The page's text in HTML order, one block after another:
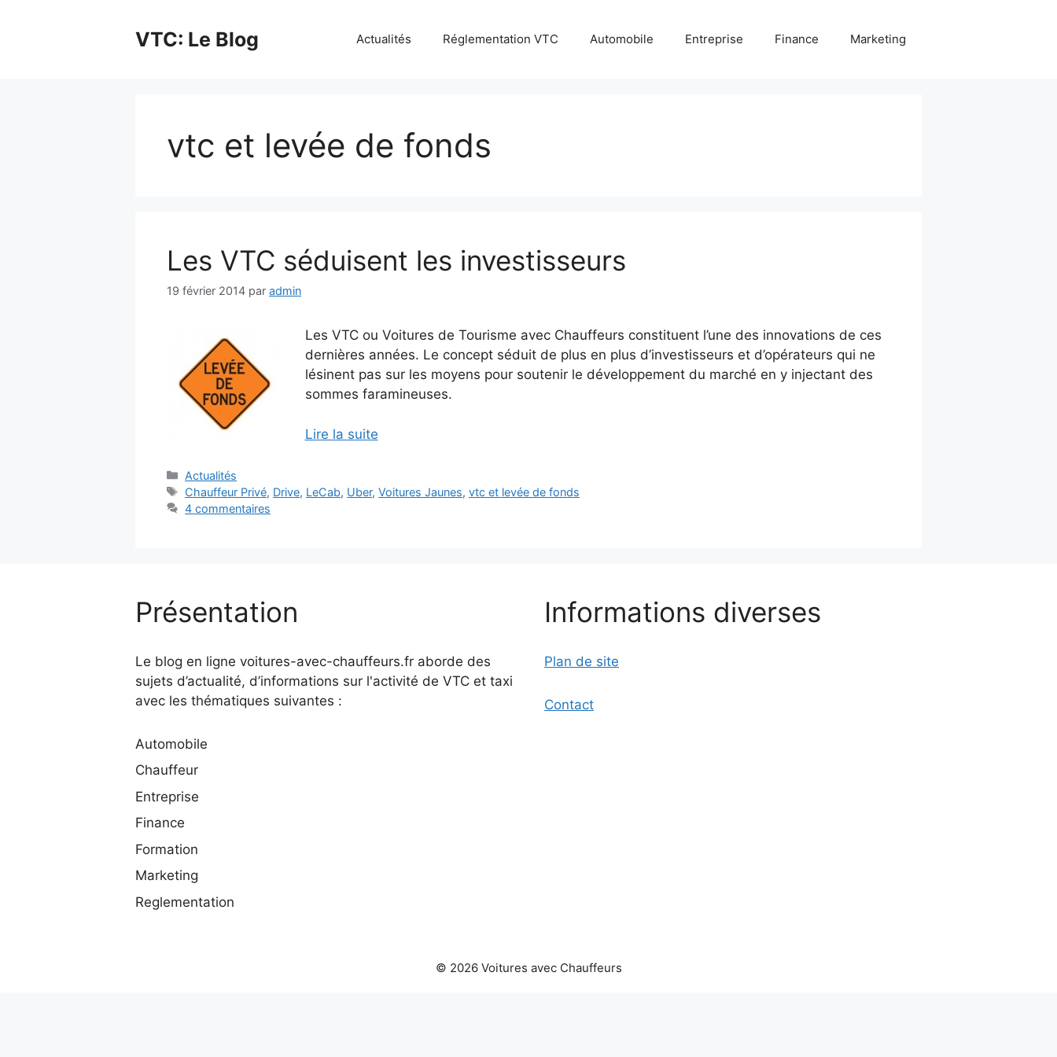
VTC: Le Blog Actualités Réglementation VTC Automobile Entreprise Finance Marketing
vtc et levée de fonds
Les VTC séduisent les investisseurs
19 février 2014 par admin
Les VTC ou Voitures de Tourisme avec Chauffeurs constituent l’une des innovations de ces
dernières années. Le concept séduit de plus en plus d’investisseurs et d’opérateurs qui ne
lésinent pas sur les moyens pour soutenir le développement du marché en y injectant des
sommes faramineuses.
Lire la suite
Catégories
Actualités
Étiquettes
Chauffeur Privé, Drive, LeCab, Uber,Voitures Jaunes,vtc et levée de fonds
4 commentaires
Présentation
Le blog en ligne voitures-avec-chauffeurs.fr aborde des
sujets d’actualité, d’informations sur l'activité de VTC et taxi
avec les thématiques suivantes :
Automobile
Chauffeur
Entreprise
Finance
Formation
Marketing
Reglementation
Informations diverses
Plan de site
Contact
© 2026 Voitures avec Chauffeurs